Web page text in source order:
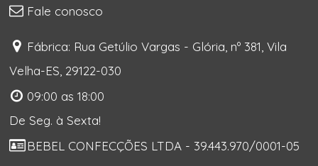
Fale conosco
Fábrica: Rua Getúlio Vargas - Glória, nº 381, Vila
Velha-ES, 29122-030
09:00 as 18:00
De Seg. à Sexta!
BEBEL CONFECÇÕES LTDA - 39.443.970/0001-05